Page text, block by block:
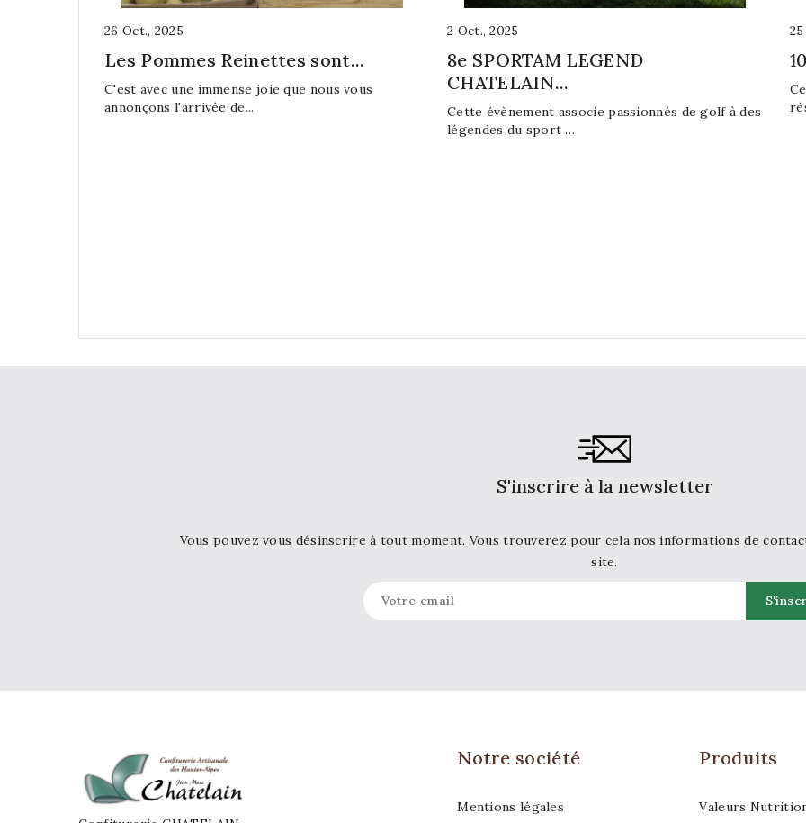
26 Oct., 2025
Les Pommes Reinettes sont...
C'est avec une immense joie que nous vous
annonçons l'arrivée de...
2 Oct.,2025
8e SPORTAM LEGEND
CHATELAIN...
Cette évènement associe passionnés de golf à des
légendes du sport …
S'inscrire à la newsletter
Vous pouvez vous désinscrire à tout moment. Vous trouverez pour cela nos informations de
site.
Produits
Valeurs
Notre société
Mentions légales